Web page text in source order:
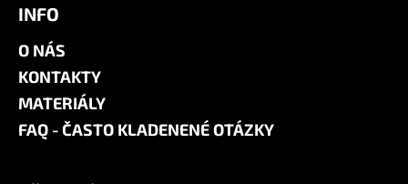
INFO
O NÁS
KONTAKTY
MATERIÁLY
FAQ - ČASTO KLADENENÉ OTÁZKY